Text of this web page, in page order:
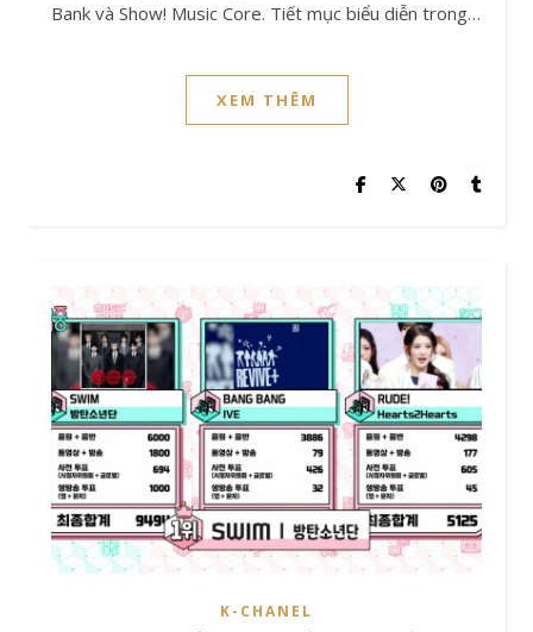
Bank và Show! Music Core. Tiết mục biểu diễn trong…
XEM THÊM
K-CHANEL